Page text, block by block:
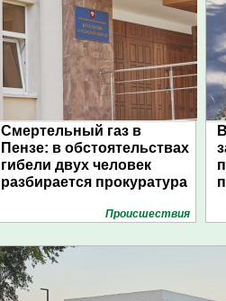
Смертельный газ в
Пензе: в обстоятельствах
гибели двух человек
разбирается прокуратура
Проиcшествия